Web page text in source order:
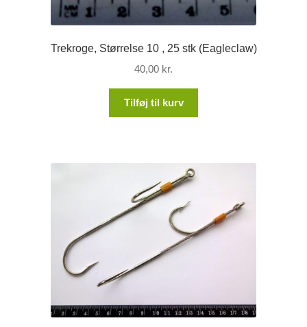
Trekroge, Størrelse 10 , 25 stk (Eagleclaw)
40,00 kr.
Tilføj til kurv